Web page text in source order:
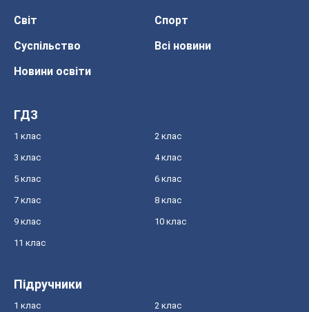
Світ
Спорт
Суспільство
Всі новини
Новини освіти
ГДЗ
1 клас 2 клас
3 клас 4 клас
5 клас 6 клас
7 клас 8 клас
9 клас 10 клас
11 клас
Підручники
1 клас 2 клас